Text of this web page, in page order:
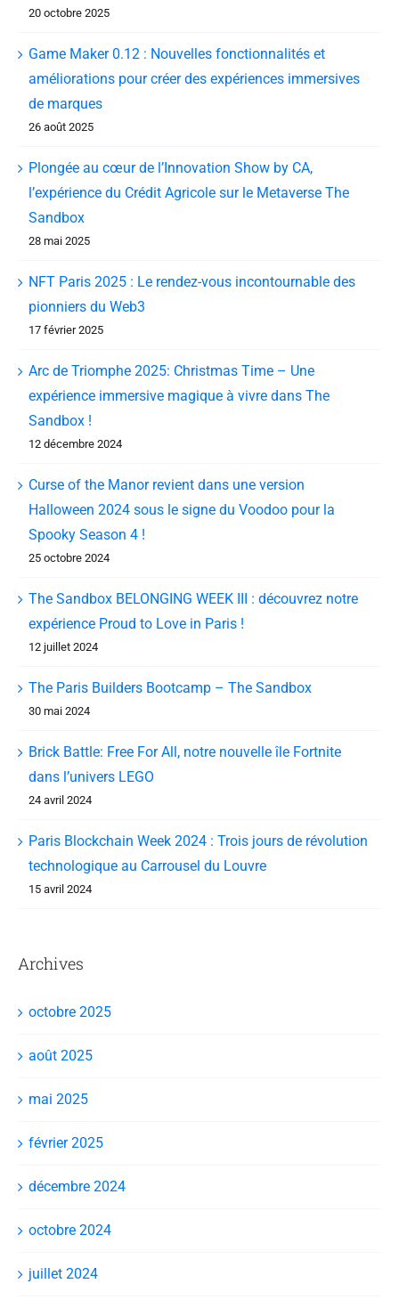
20 octobre 2025
Game Maker 0.12 : Nouvelles fonctionnalités et
améliorations pour créer des expériences immersives
de marques
26 août 2025
Plongée au cœur de l’Innovation Show by CA,
l’expérience du Crédit Agricole sur le Metaverse The
Sandbox
28 mai 2025
NFT Paris 2025 : Le rendez-vous incontournable des
pionniers du Web3
17 février 2025
Arc de Triomphe 2025: Christmas Time – Une
expérience immersive magique à vivre dans The
Sandbox !
12 décembre 2024
Curse of the Manor revient dans une version
Halloween 2024 sous le signe du Voodoo pour la
Spooky Season 4 !
25 octobre 2024
The Sandbox BELONGING WEEK III : découvrez notre
expérience Proud to Love in Paris !
12 juillet 2024
The Paris Builders Bootcamp – The Sandbox
30 mai 2024
Brick Battle: Free For All, notre nouvelle île Fortnite
dans l’univers LEGO
24 avril 2024
Paris Blockchain Week 2024 : Trois jours de révolution
technologique au Carrousel du Louvre
15 avril 2024
Archives
octobre 2025
août 2025
mai 2025
février 2025
décembre 2024
octobre 2024
juillet 2024